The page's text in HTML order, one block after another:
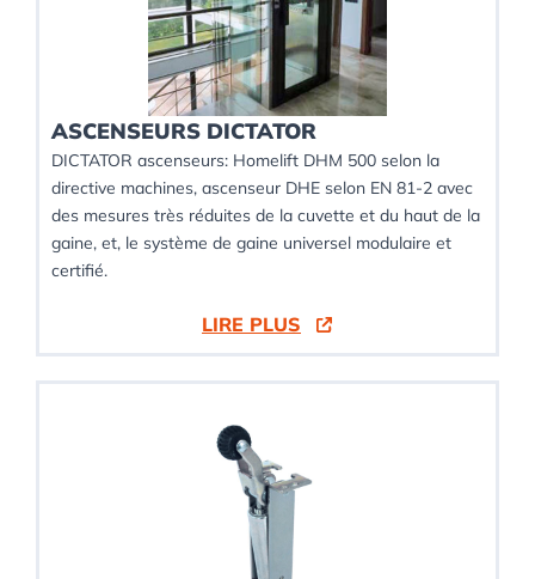
ASCENSEURS DICTATOR
DICTATOR ascenseurs: Homelift DHM 500 selon la
directive machines, ascenseur DHE selon EN 81-2 avec
des mesures très réduites de la cuvette et du haut de la
gaine, et, le système de gaine universel modulaire et
certifié.
LIRE PLUS